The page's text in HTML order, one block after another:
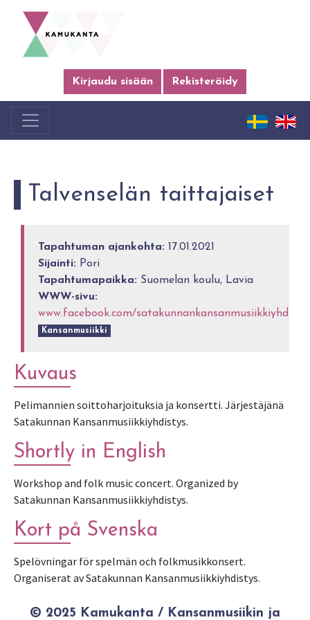
Kirjaudu sisään Rekisteröidy
Talvenselän taittajaiset
Tapahtuman ajankohta: 17.01.2021
Sijainti: Pori
Tapahtumapaikka: Suomelan koulu, Lavia
WWW-sivu:
www.facebook.com/
Kansanmusiikki
Kuvaus
Pelimannien soittoharjoituksia ja konsertti. Järjestäjänä
Satakunnan Kansanmusiikkiyhdistys.
Shortly in English
Workshop and folk music concert. Organized by
Satakunnan Kansanmusiikkiyhdistys.
Kort på Svenska
Spelövningar för spelmän och folkmusikkonsert.
Organiserat av Satakunnan Kansanmusiikkiyhdistys.
© 2025 Kamukanta / Kansanmusiikin ja